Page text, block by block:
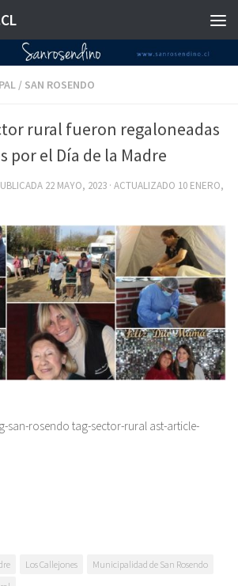
/ SAN ROSENDO
rural fueron regaloneadas
por el Día de la Madre
22 MAYO, 2023 · ACTUALIZADO 10 ENERO,
san-rosendo tag-sector-rural ast-article-
Los Callejones
Municipalidad de San Rosendo